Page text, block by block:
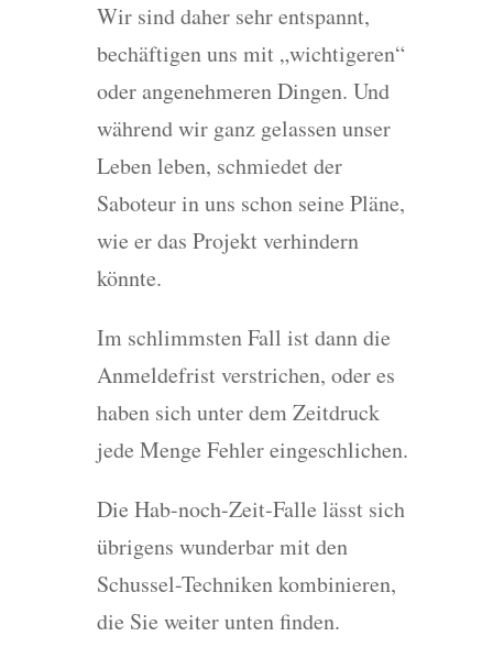
Wir sind daher sehr entspannt,
bechäftigen uns mit „wichtigeren“
oder angenehmeren Dingen. Und
während wir ganz gelassen unser
Leben leben, schmiedet der
Saboteur in uns schon seine Pläne,
wie er das Projekt verhindern
könnte.
Im schlimmsten Fall ist dann die
Anmeldefrist verstrichen, oder es
haben sich unter dem Zeitdruck
jede Menge Fehler eingeschlichen.
Die Hab-noch-Zeit-Falle lässt sich
übrigens wunderbar mit den
Schussel-Techniken kombinieren,
die Sie weiter unten finden.